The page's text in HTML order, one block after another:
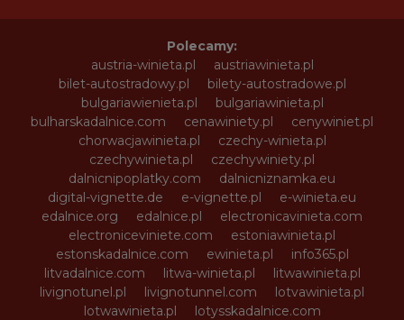
Polecamy:
austria-winieta.pl
austriawinieta.pl
bilet-autostradowy.pl
bilety-autostradowe.pl
bulgariawienieta.pl
bulgariawinieta.pl
bulharskadalnice.com
cenawiniety.pl
cenywiniet.pl
chorwacjawinieta.pl
czechy-winieta.pl
czechywinieta.pl
czechywiniety.pl
dalnicnipoplatky.com
dalnicniznamka.eu
digital-vignette.de
e-vignette.pl
e-winieta.eu
edalnice.org
edalnice.pl
electronicavinieta.com
electroniceviniete.com
estoniawinieta.pl
estonskadalnice.com
ewinieta.pl
info365.pl
litvadalnice.com
litwa-winieta.pl
litwawinieta.pl
livignotunel.pl
livignotunnel.com
lotvawinieta.pl
lotwawinieta.pl
lotysskadalnice.com